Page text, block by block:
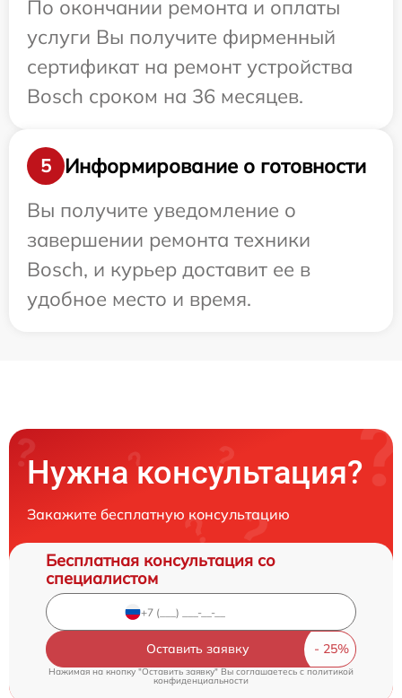
По окончании ремонта и оплаты
услуги Вы получите фирменный
сертификат на ремонт устройства
Bosch сроком на 36 месяцев.
5
Информирование о готовности
Вы получите уведомление о
завершении ремонта техники
Bosch, и курьер доставит ее в
удобное место и время.
Нужна консультация?
Закажите бесплатную консультацию
Бесплатная консультация со
специалистом
Оставить заявку
Нажимая на кнопку "Оставить заявку" Вы соглашаетесь c политикой
конфиденциальности